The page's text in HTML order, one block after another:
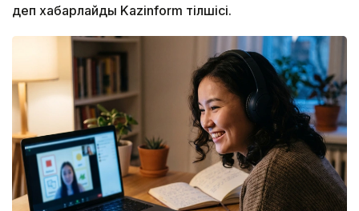
деп хабарлайды Kazinform тілшісі.